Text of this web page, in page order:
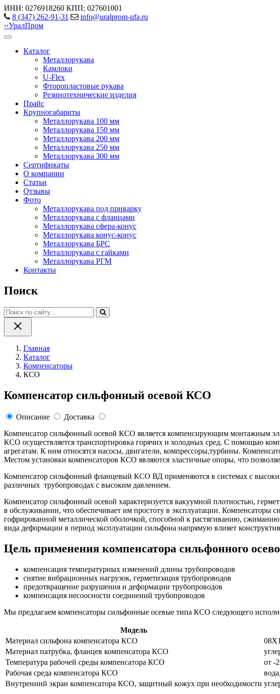
ИНН: 0276918260 КПП: 027601001
8 (347) 262‑91‑31
info@uralprom-ufa.ru
‹‹УралПром
Каталог
Металлорукава
Камлоки
U-Flex
Фторопластовые рукава
Резинотехнические изделия
Прайс
Крупногабариты
Металлорукава 100 мм
Металлорукава 150 мм
Металлорукава 200 мм
Металлорукава 250 мм
Металлорукава 300 мм
Сертификаты
О компании
Статьи
Отзывы
Фото
Металлорукава под приварку
Металлорукава с фланцами
Металлорукава сфера-конус
Металлорукава конус-конус
Металлорукава БРС
Металлорукава с гайками
Металлорукава РГМ
Контакты
Поиск
Главная
Каталог
Компенсаторы
КСО
Компенсатор сильфонный осевой КСО
Описание
Доставка
Компенсатор сильфонный осевой КСО является компенсирующим монтажным
КСО осуществляется транспортировка горячих и холодных сред. С помощью
агрегатам. К ним относятся насосы, двигатели, компрессоры,турбины.
Местом установки компенсаторов КСО являются эластичные опоры, что
Компенсатор сильфонный фланцевый КСО ВД применяются в системах с
различных трубопроводах с высоким давлением.
Компенсатор сильфонный осевой характеризуется вакуумной плотностью,
в обслуживании, что обеспечивает им простоту в эксплуатации.
гофрированной металлической оболочкой, способной к растягиванию,
вида деформации в период эксплуатации сильфона напрямую влияет
Цель применения компенсатора сильфонного
компенсация температурных изменений длины трубопроводов
снятие вибрационных нагрузок, герметизация трубопроводов
предотвращение разрушения и деформации трубопроводов
компенсация несоосности соединений трубопроводов
Мы предлагаем компенсаторы сильфонные осевые типа КСО следующего
Модель
Материал сильфона компенсатора КСО
Материал патрубка, фланцев компенсатора КСО
Температура рабочей среды компенсатора КСО
от -
Рабочая среда компенсатора КСО
Внутренний экран компенсатора КСО, защитный кожух при необходимости